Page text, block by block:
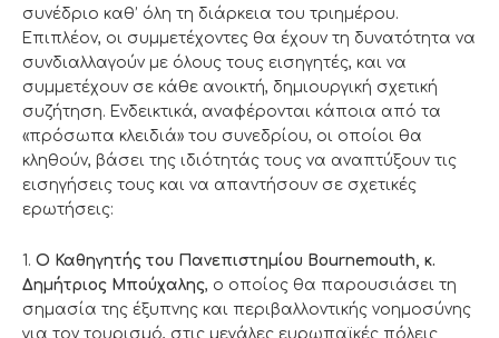
συνέδριο καθ’ όλη τη διάρκεια του τριημέρου.
Επιπλέον, οι συμμετέχοντες θα έχουν τη δυνατότητα να
συνδιαλλαγούν με όλους τους εισηγητές, και να
συμμετέχουν σε κάθε ανοικτή, δημιουργική σχετική
συζήτηση. Ενδεικτικά, αναφέρονται κάποια από τα
«πρόσωπα κλειδιά» του συνεδρίου, οι οποίοι θα
κληθούν, βάσει της ιδιότητάς τους να αναπτύξουν τις
εισηγήσεις τους και να απαντήσουν σε σχετικές
ερωτήσεις:
1. Ο Καθηγητής του Πανεπιστημίου Bournemouth, κ.
Δημήτριος Μπούχαλης, ο οποίος θα παρουσιάσει τη
σημασία της έξυπνης και περιβαλλοντικής νοημοσύνης
για τον τουρισμό, στις μεγάλες ευρωπαϊκές πόλεις